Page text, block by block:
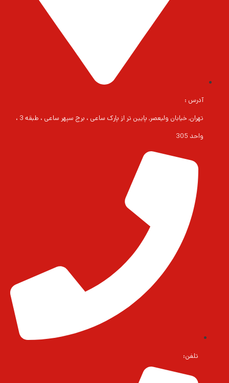
آدرس :
تهران, خیابان ولیعصر, پایین تر از پارک ساعی ، برج سپهر ساعی ، طبقه 3 ،
واحد 305
تلفن: